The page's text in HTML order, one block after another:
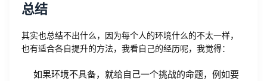
总结
其实也总结不出什么，因为每个人的环境什么的不太一样，
也有适合各自提升的方法，我看自己的经历呢，我觉得：
如果环境不具备，就给自己一个挑战的命题，例如要
登录即时通讯云